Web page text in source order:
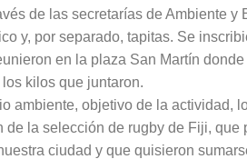
de las secretarías de Ambiente y
y, por separado, tapitas. Se
en la plaza San Martín donde
kilos que juntaron.
ambiente, objetivo de la actividad,
la selección de rugby de Fiji, que
ciudad y que quisieron